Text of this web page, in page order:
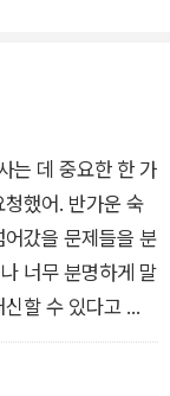
는 데 중요한 한 가
했어. 반가운 숙
갔을 문제들을 분
너무 분명하게 말
할 수 있다고 혼
을 살기를 바라지